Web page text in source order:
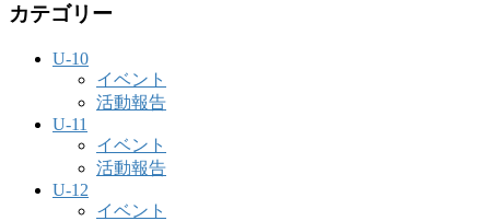
カテゴリー
U-10
イベント
活動報告
U-11
イベント
活動報告
U-12
イベント